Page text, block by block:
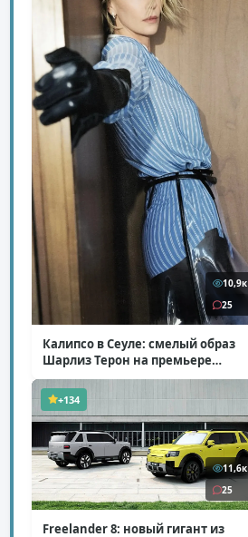
10,9к
25
Калипсо в Сеуле: смелый образ
Шарлиз Терон на премьере
«Одиссеи»( 6 фото )
+134
11,6к
25
Freelander 8: новый гигант из